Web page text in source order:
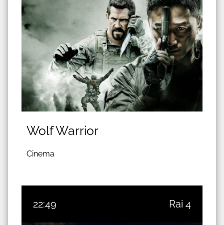
Wolf Warrior
Cinema
22:49 Rai 4